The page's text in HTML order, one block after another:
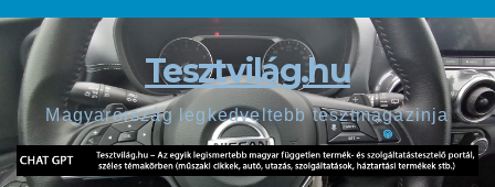
Skip
content
Tesztvilág.hu
Magyarország legkedveltebb tesztmagazinja